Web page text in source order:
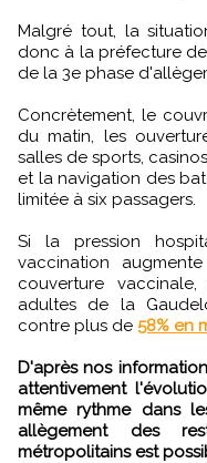
Malgré tout, la
donc à la préfecture
de la 3e phase
Concrètement, le
du matin, les
salles de sports,
et la navigation des
limitée à six passagers.
Si la pression
vaccination
couverture
adultes de la
contre plus de 58% en
D'après nos
attentivement
même rythme dans
allègement des
métropolitains est